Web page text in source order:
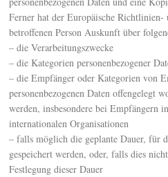
Ferner hat der Europäische Richtlinien-
betroffenen Person Auskunft über
– die Verarbeitungszwecke
– die Kategorien personenbezogener
– die Empfänger oder Kategorien von
personenbezogenen Daten offengelegt
werden, insbesondere bei Empfängern
internationalen Organisationen
– falls möglich die geplante Dauer, für
gespeichert werden, oder, falls dies
Festlegung dieser Dauer